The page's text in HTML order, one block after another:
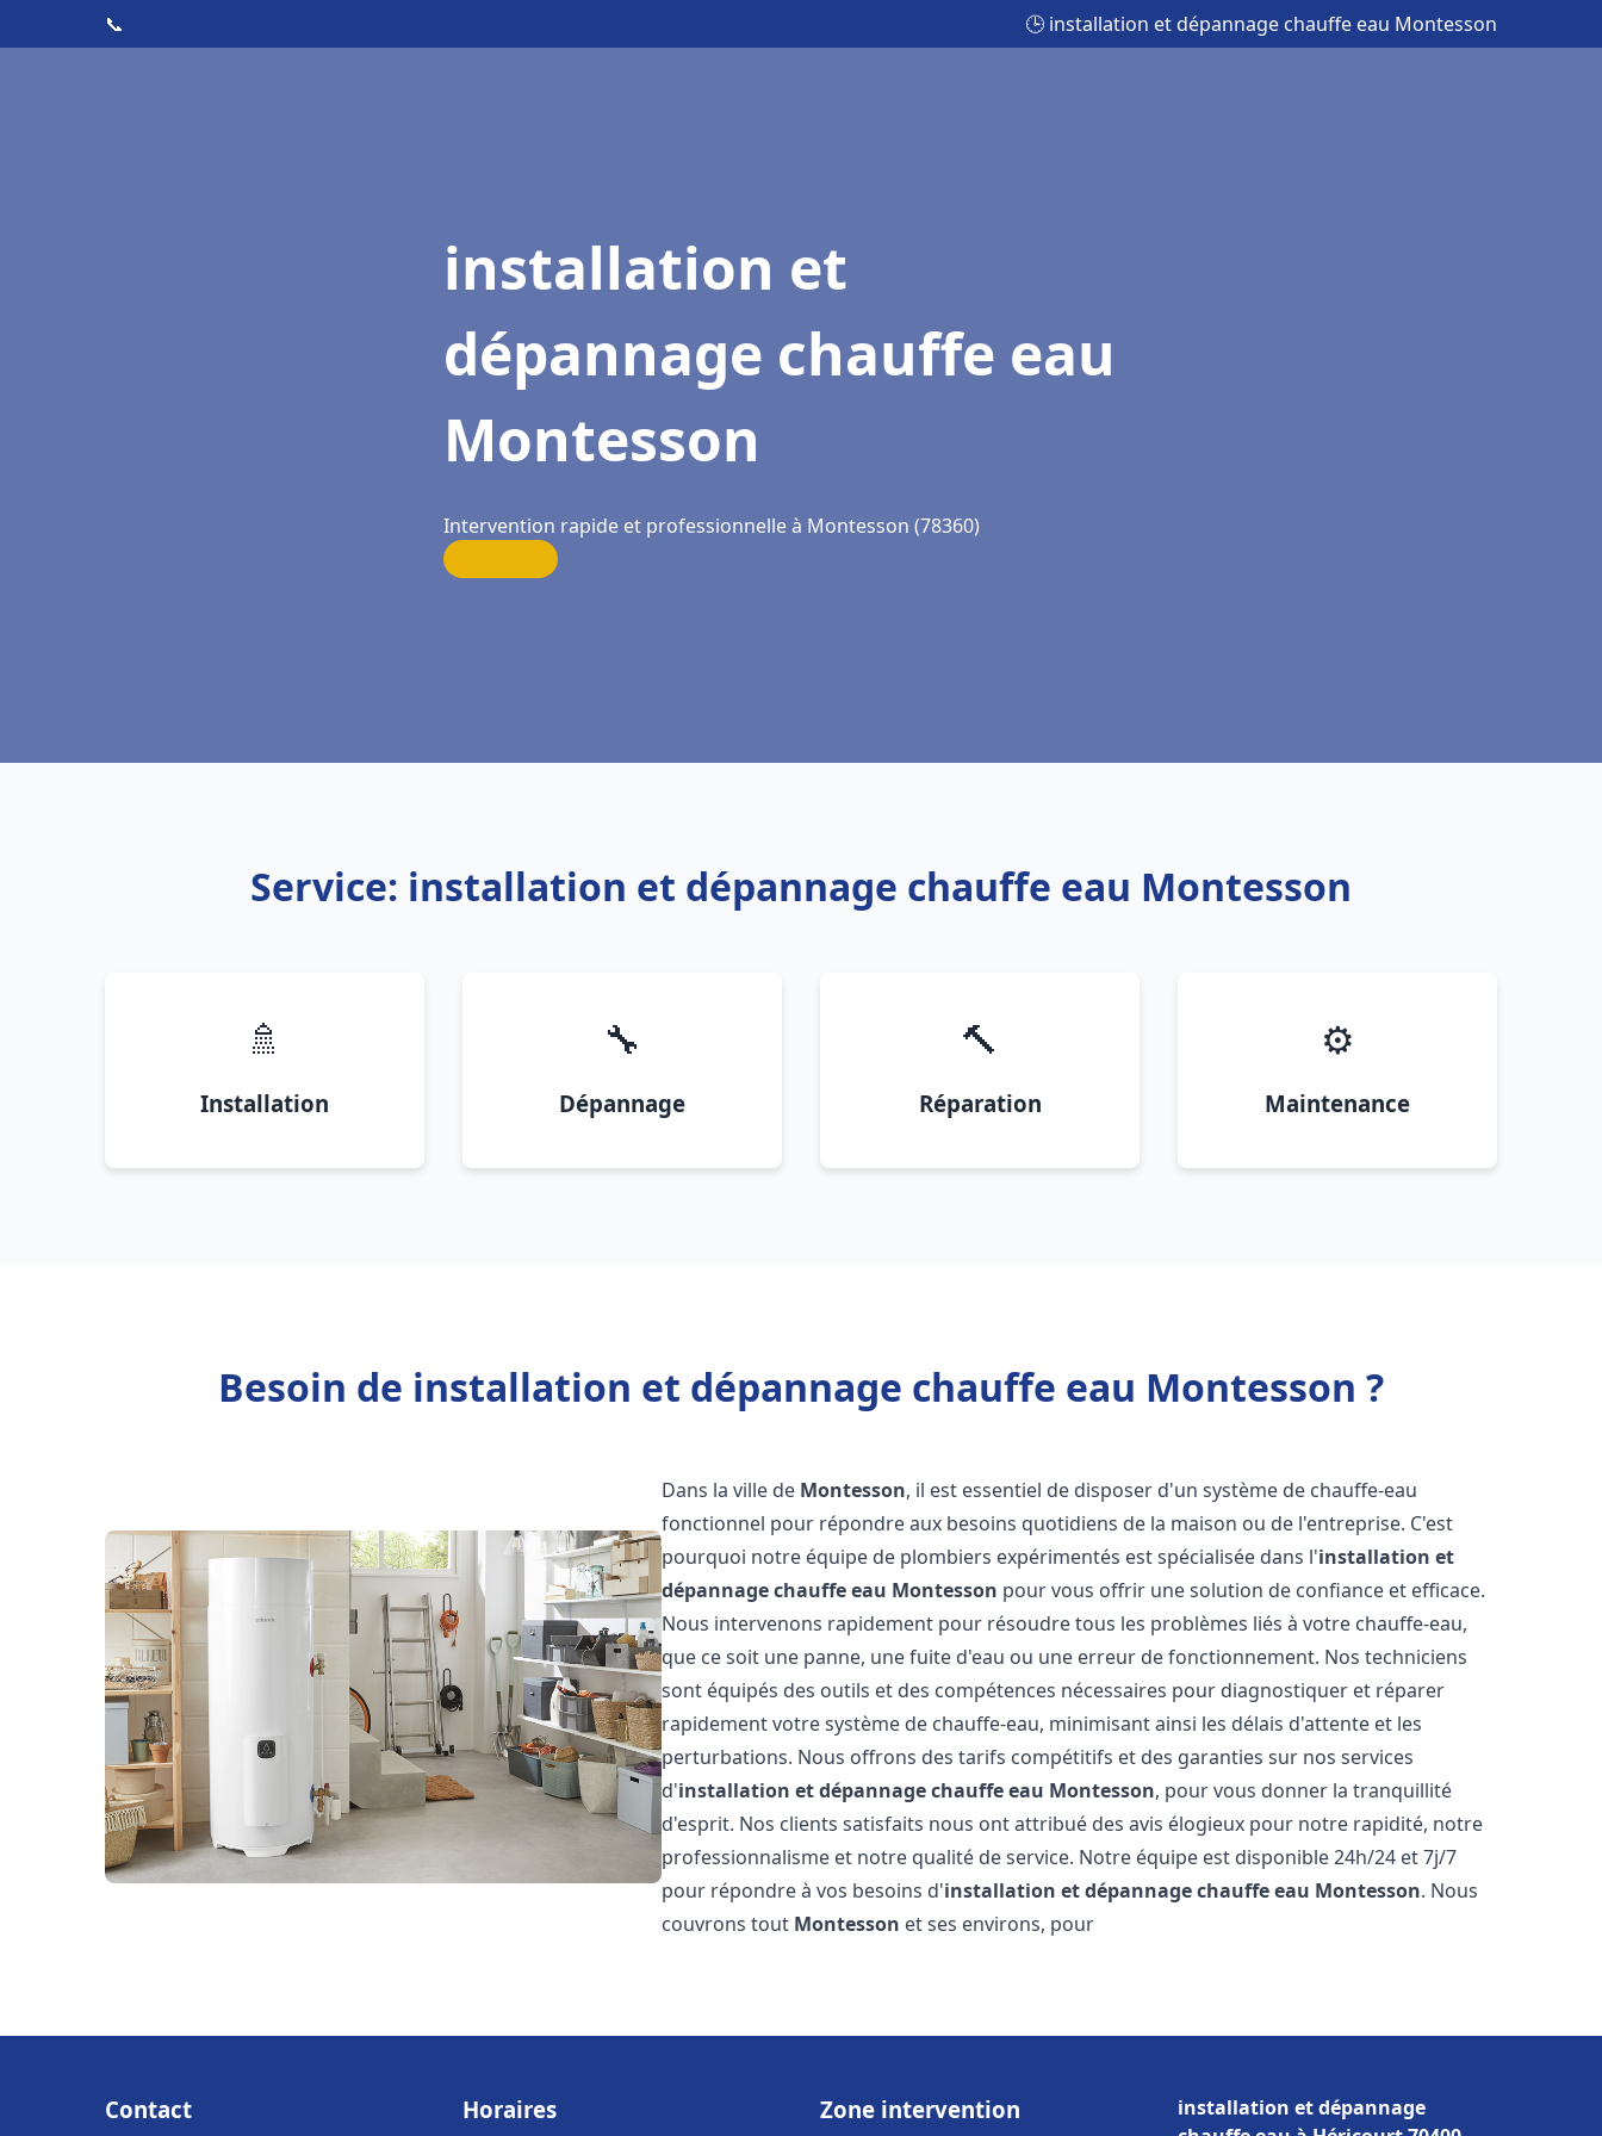
📞 🕒 installation et dépannage chauffe eau Montesson
installation et
dépannage chauffe eau
Montesson
Intervention rapide et professionnelle à Montesson (78360)
Service: installation et dépannage chauffe eau Montesson
🚿
Installation
🔧
Dépannage
🔨
Réparation
⚙️
Maintenance
Besoin de installation et dépannage chauffe eau Montesson ?
Dans la ville de Montesson, il est essentiel de disposer d'un système de chauffe-eau
fonctionnel pour répondre aux besoins quotidiens de la maison ou de l'entreprise. C'est
pourquoi notre équipe de plombiers expérimentés est spécialisée dans l'installation et
dépannage chauffe eau Montesson pour vous offrir une solution de confiance et efficace.
Nous intervenons rapidement pour résoudre tous les problèmes liés à votre chauffe-eau,
que ce soit une panne, une fuite d'eau ou une erreur de fonctionnement. Nos techniciens
sont équipés des outils et des compétences nécessaires pour diagnostiquer et réparer
rapidement votre système de chauffe-eau, minimisant ainsi les délais d'attente et les
perturbations. Nous offrons des tarifs compétitifs et des garanties sur nos services
d'installation et dépannage chauffe eau Montesson, pour vous donner la tranquillité
d'esprit. Nos clients satisfaits nous ont attribué des avis élogieux pour notre rapidité, notre
professionnalisme et notre qualité de service. Notre équipe est disponible 24h/24 et 7j/7
pour répondre à vos besoins d'installation et dépannage chauffe eau Montesson. Nous
couvrons tout Montesson et ses environs, pour
Contact Horaires Zone intervention
installation et dépannage